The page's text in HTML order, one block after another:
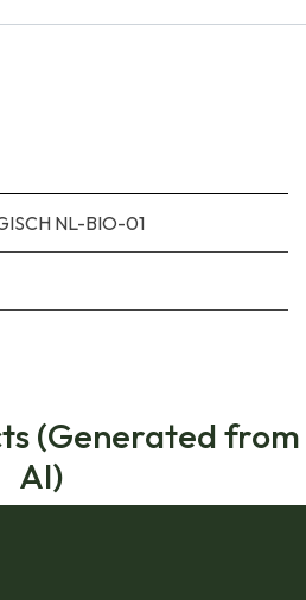
NL-BIO-01
(Generated from
AI)